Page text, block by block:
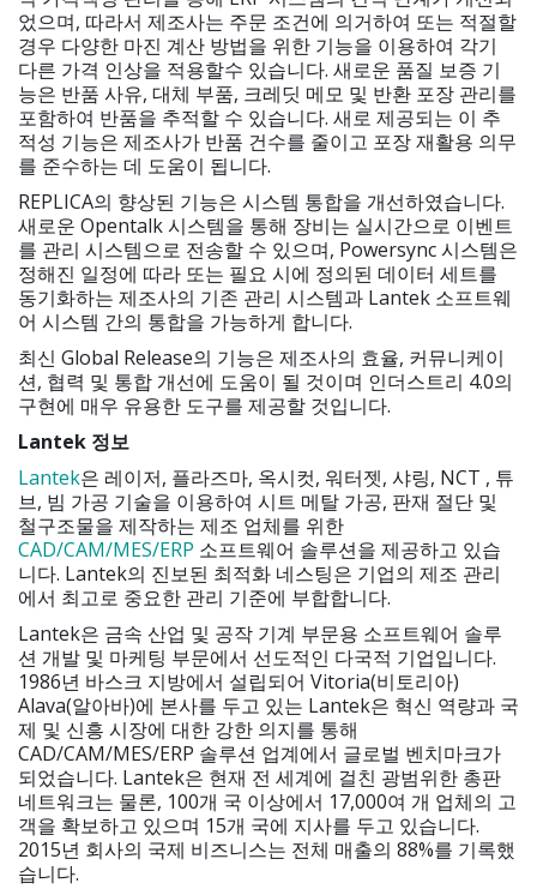
었으며, 따라서 제조사는 주문 조건에 의거하여 또는 적절할
경우 다양한 마진 계산 방법을 위한 기능을 이용하여 각기
다른 가격 인상을 적용할수 있습니다. 새로운 품질 보증 기
능은 반품 사유, 대체 부품, 크레딧 메모 및 반환 포장 관리를
포함하여 반품을 추적할 수 있습니다. 새로 제공되는 이 추
적성 기능은 제조사가 반품 건수를 줄이고 포장 재활용 의무
를 준수하는 데 도움이 됩니다.
REPLICA의 향상된 기능은 시스템 통합을 개선하였습니다.
새로운 Opentalk 시스템을 통해 장비는 실시간으로 이벤트
를 관리 시스템으로 전송할 수 있으며, Powersync 시스템은
정해진 일정에 따라 또는 필요 시에 정의된 데이터 세트를
동기화하는 제조사의 기존 관리 시스템과 Lantek 소프트웨
어 시스템 간의 통합을 가능하게 합니다.
최신 Global Release의 기능은 제조사의 효율, 커뮤니케이
션, 협력 및 통합 개선에 도움이 될 것이며 인더스트리 4.0의
구현에 매우 유용한 도구를 제공할 것입니다.
Lantek 정보
Lantek은 레이저, 플라즈마, 옥시컷, 워터젯, 샤링, NCT , 튜
브, 빔 가공 기술을 이용하여 시트 메탈 가공, 판재 절단 및
철구조물을 제작하는 제조 업체를 위한
CAD/CAM/MES/ERP 소프트웨어 솔루션을 제공하고 있습
니다. Lantek의 진보된 최적화 네스팅은 기업의 제조 관리
에서 최고로 중요한 관리 기준에 부합합니다.
Lantek은 금속 산업 및 공작 기계 부문용 소프트웨어 솔루
션 개발 및 마케팅 부문에서 선도적인 다국적 기업입니다.
1986년 바스크 지방에서 설립되어 Vitoria(비토리아)
Alava(알아바)에 본사를 두고 있는 Lantek은 혁신 역량과 국
제 및 신흥 시장에 대한 강한 의지를 통해
CAD/CAM/MES/ERP 솔루션 업계에서 글로벌 벤치마크가
되었습니다. Lantek은 현재 전 세계에 걸친 광범위한 총판
네트워크는 물론, 100개 국 이상에서 17,000여 개 업체의 고
객을 확보하고 있으며 15개 국에 지사를 두고 있습니다.
2015년 회사의 국제 비즈니스는 전체 매출의 88%를 기록했
습니다.